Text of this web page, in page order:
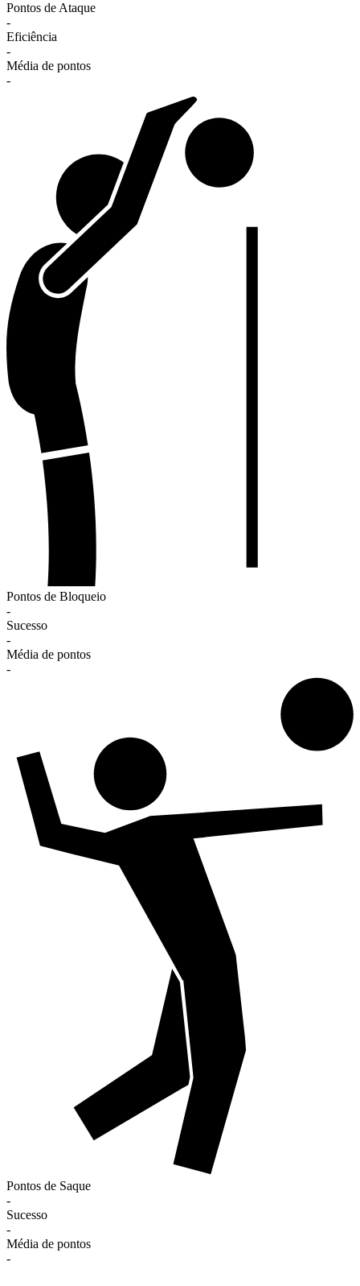
Pontos de Ataque
-
Eficiência
-
Média de pontos
-
Pontos de Bloqueio
-
Sucesso
-
Média de pontos
-
Pontos de Saque
-
Sucesso
-
Média de pontos
-